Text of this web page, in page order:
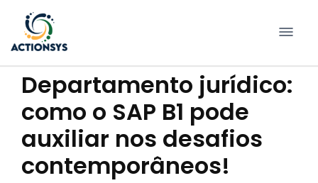
conteúdo
Departamento jurídico:
como o SAP B1 pode
auxiliar nos desafios
contemporâneos!